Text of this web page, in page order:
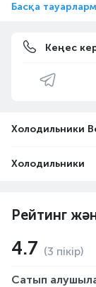
Басқа
Кеңес
Холодильники
Холодильники
Рейтинг
4.7 (3 пікір)
Сатып